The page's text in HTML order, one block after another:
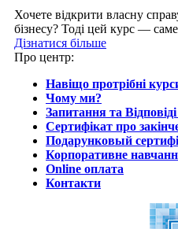
Хочете відкрити власну
бізнесу? Тоді цей курс —
Дізнатися більше
Про центр:
Навіщо протрібні
Чому ми?
Запитання та
Сертифікат про
Подарунковый
Корпоративне
Online оплата
Контакти